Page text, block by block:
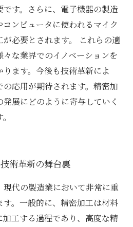
す。さらに、電子機器の製造
ンピュータに使われるマイク
必要とされます。 これらの適
な業界でのイノベーションを
ます。今後も技術革新によ
の応用が期待されます。精密加
展にどのように寄与していく
術革新の舞台裏
代の製造業において非常に重
。一般的に、精密加工は材料
工する過程であり、高度な精